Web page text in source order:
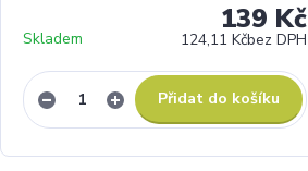
139 Kč
124,11 Kčbez DPH
Skladem
Přidat do košíku